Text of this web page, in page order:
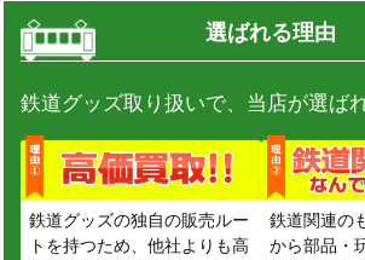
選ばれる理由
鉄道グッズ取り扱いで、当店が選ば
鉄道グッズの独自の販売ルー
トを持つため、他社よりも高
鉄道関連の
から部品・